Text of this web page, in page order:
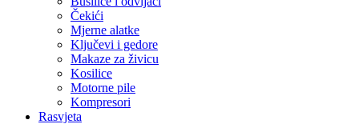
Čekići
Mjerne alatke
Ključevi i gedore
Makaze za živicu
Kosilice
Motorne pile
Kompresori
Rasvjeta